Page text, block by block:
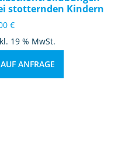
stotternden Kindern
€
19 % MwSt.
AUF ANFRAGE